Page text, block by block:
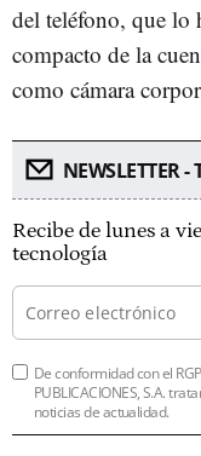
del teléfono, que lo
compacto de la
como cámara
NEWSLETTER
Recibe de lunes a
tecnología
De conformidad con el
PUBLICACIONES, S.A.
noticias de actualidad.